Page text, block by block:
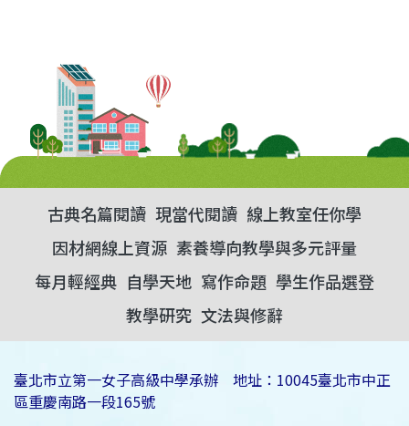
古典名篇閱讀 現當代閱讀 線上教室任你學
因材網線上資源 素養導向教學與多元評量
每月輕經典 自學天地 寫作命題 學生作品選登
教學研究 文法與修辭
臺北市立第一女子高級中學承辦 地址：10045臺北市中正
區重慶南路一段165號